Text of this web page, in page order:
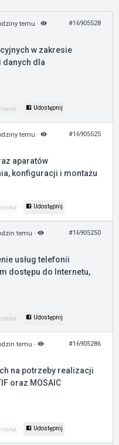
temu ·
#16905528
w zakresie
dla
· Udostępnij
temu ·
#16905525
aparatów
konfiguracji i montażu
· Udostępnij
temu ·
#16905250
usług telefonii
dostępu do Internetu,
· Udostępnij
temu ·
#16905286
na potrzeby realizacji
oraz MOSAIC
· Udostępnij